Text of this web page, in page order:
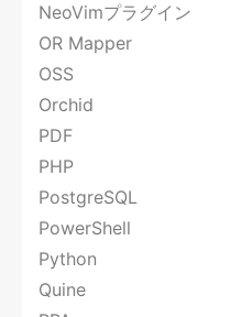
NeoVimプラグイン
OR Mapper
OSS
Orchid
PDF
PHP
PostgreSQL
PowerShell
Python
Quine